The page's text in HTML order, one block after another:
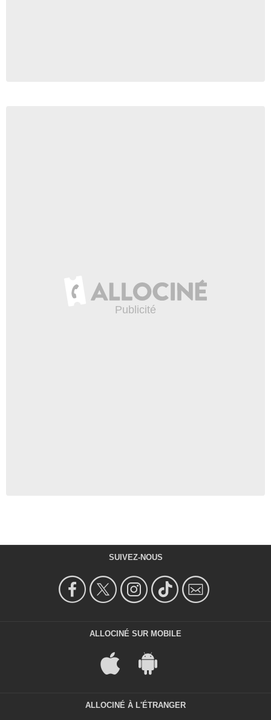
SUIVEZ-NOUS
ALLOCINÉ SUR MOBILE
ALLOCINÉ À L'ÉTRANGER